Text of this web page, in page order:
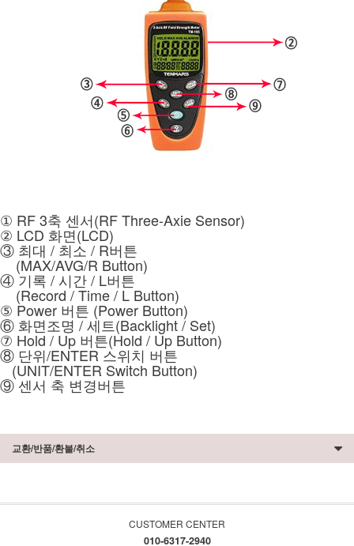
① RF 3축 센서(RF Three-Axie Sensor)
② LCD 화면(LCD)
③ 최대 / 최소 / R버튼
(MAX/AVG/R Button)
④ 기록 / 시간 / L버튼
(Record / Time / L Button)
⑤ Power 버튼 (Power Button)
⑥ 화면조명 / 세트(Backlight / Set)
⑦ Hold / Up 버튼(Hold / Up Button)
⑧ 단위/ENTER 스위치 버튼
(UNIT/ENTER Switch Button)
⑨ 센서 축 변경버튼
교환/반품/환불/취소
CUSTOMER CENTER
010-6317-2940